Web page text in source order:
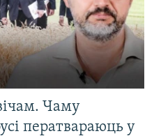
Чаму
ператвараюць у